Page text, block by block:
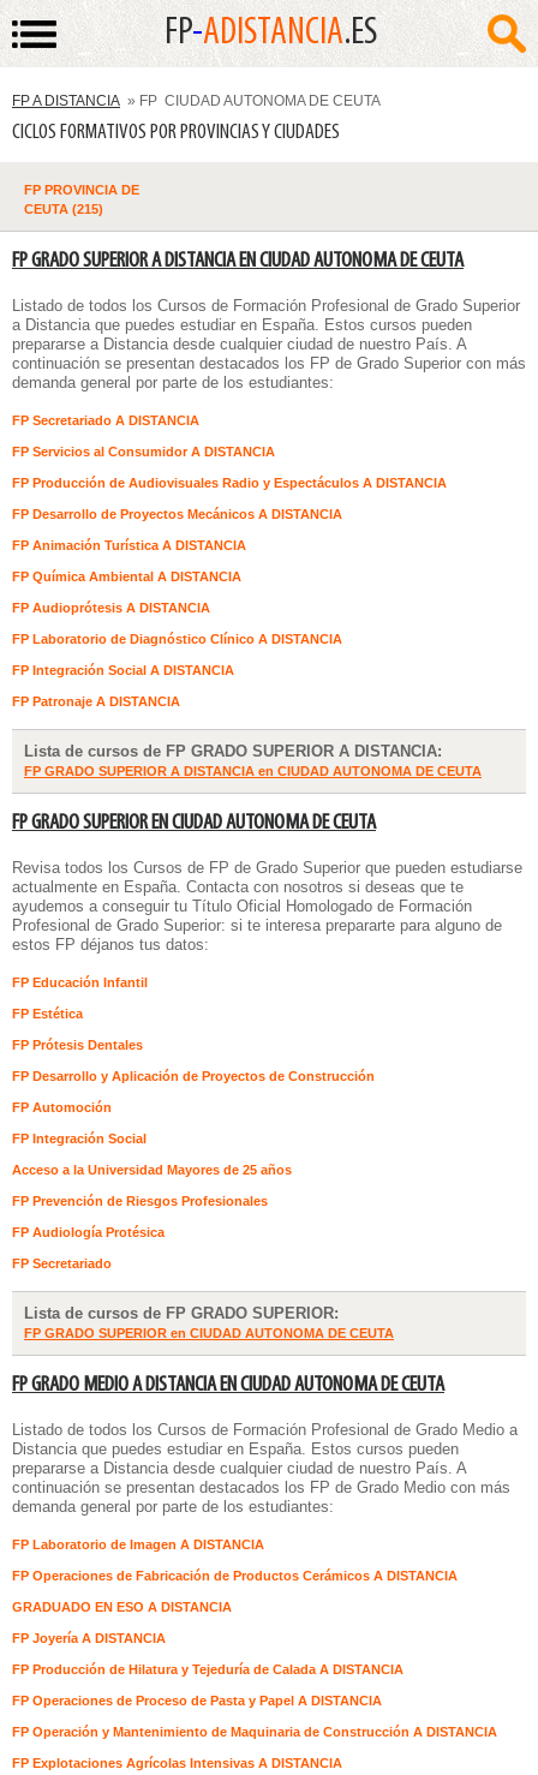
FP-ADISTANCIA.ES
FP A DISTANCIA » FP CIUDAD AUTONOMA DE CEUTA
CICLOS FORMATIVOS POR PROVINCIAS Y CIUDADES
FP PROVINCIA DE
CEUTA (215)
FP GRADO SUPERIOR A DISTANCIA EN CIUDAD AUTONOMA DE CEUTA
Listado de todos los Cursos de Formación Profesional de Grado Superior
a Distanciaque puedes estudiar en España. Estos cursos pueden
prepararse a Distancia desde cualquier ciudad de nuestro País. A
continuación se presentan destacados los FP de Grado Superior con más
demanda general por parte de los estudiantes:
FP Secretariado A DISTANCIA
FP Servicios al Consumidor A DISTANCIA
FP Producción de Audiovisuales Radio y Espectáculos A DISTANCIA
FP Desarrollo de Proyectos Mecánicos A DISTANCIA
FP Animación Turística A DISTANCIA
FP Química Ambiental A DISTANCIA
FP Audioprótesis A DISTANCIA
FP Laboratorio de Diagnóstico Clínico A DISTANCIA
FP Integración Social A DISTANCIA
FP Patronaje A DISTANCIA
Lista de cursos de FP GRADO SUPERIOR A DISTANCIA:
FP GRADO SUPERIOR A DISTANCIA en CIUDAD AUTONOMA DE CEUTA
FP GRADO SUPERIOR EN CIUDAD AUTONOMA DE CEUTA
Revisa todos los Cursos de FP de Grado Superior que pueden estudiarse
actualmente en España. Contacta con nosotros si deseas que te
ayudemos a conseguir tu Título Oficial Homologado de Formación
Profesional de Grado Superior: si te interesa prepararte para alguno de
estos FP déjanos tus datos:
FP Educación Infantil
FP Estética
FP Prótesis Dentales
FP Desarrollo y Aplicación de Proyectos de Construcción
FP Automoción
FP Integración Social
Acceso a la Universidad Mayores de 25 años
FP Prevención de Riesgos Profesionales
FP Audiología Protésica
FP Secretariado
Lista de cursos de FP GRADO SUPERIOR:
FP GRADO SUPERIOR en CIUDAD AUTONOMA DE CEUTA
FP GRADO MEDIO A DISTANCIA EN CIUDAD AUTONOMA DE CEUTA
Listado de todos los Cursos de Formación Profesional de Grado Medio a
Distanciaque puedes estudiar en España. Estos cursos pueden
prepararse a Distancia desde cualquier ciudad de nuestro País. A
continuación se presentan destacados los FP de Grado Medio con más
demanda general por parte de los estudiantes:
FP Laboratorio de Imagen A DISTANCIA
FP Operaciones de Fabricación de Productos Cerámicos A DISTANCIA
GRADUADO EN ESO A DISTANCIA
FP Joyería A DISTANCIA
FP Producción de Hilatura y Tejeduría de Calada A DISTANCIA
FP Operaciones de Proceso de Pasta y Papel A DISTANCIA
FP Operación y Mantenimiento de Maquinaria de Construcción A DISTANCIA
FP Explotaciones Agrícolas Intensivas A DISTANCIA